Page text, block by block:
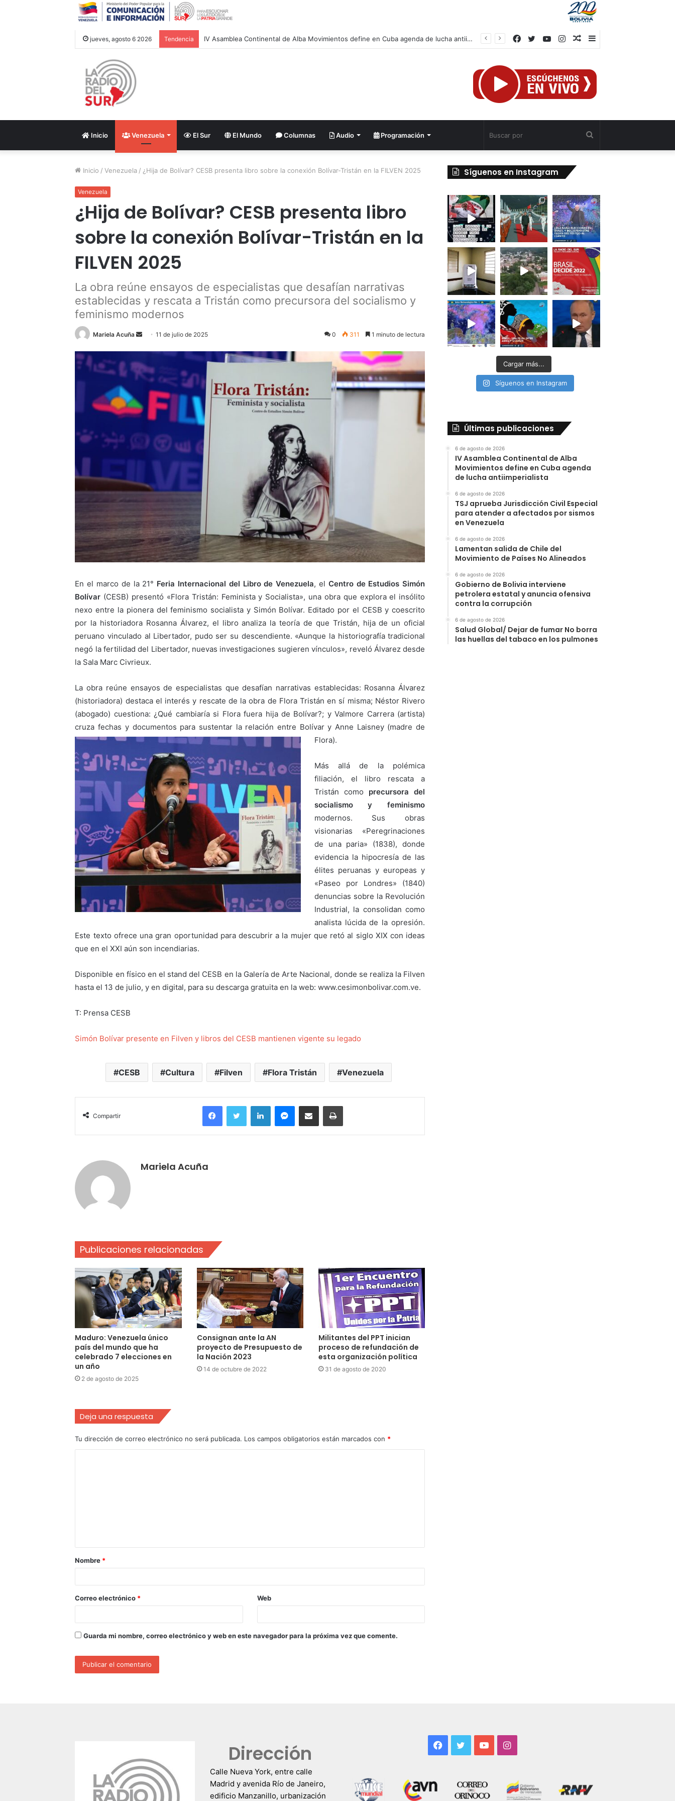
jueves, agosto 6 2026 Tendencia IV Asamblea Continental de Alba Movimientos define en Cuba agenda de lucha antiimperialista
Barra
Publicación
azar
Instagram
YouTube
Twitter
Facebook
Inicio Venezuela El Sur El Mundo Columnas Audio Programación
Inicio / Venezuela / ¿Hija de Bolívar? CESB presenta libro sobre la conexión Bolívar-Tristán en la FILVEN 2025
Venezuela
¿Hija de Bolívar? CESB presenta libro
sobre la conexión Bolívar-Tristán en la
FILVEN 2025
La obra reúne ensayos de especialistas que desafían narrativas
establecidas y rescata a Tristán como precursora del socialismo y
feminismo modernos
Mariela Acuña
Send11 de julio de 2025 0 311 1 minuto de lectura
En el marco de la 21° Feria Internacional del Libro de Venezuela, el Centro de Estudios Simón
Bolívar (CESB) presentó «Flora Tristán: Feminista y Socialista», una obra que explora el insólito
nexo entre la pionera del feminismo socialista y Simón Bolívar. Editado por el CESB y coescrito
por la historiadora Rosanna Álvarez, el libro analiza la teoría de que Tristán, hija de un oficial
peruano vinculado al Libertador, pudo ser su descendiente. «Aunque la historiografía tradicional
negó la fertilidad del Libertador, nuevas investigaciones sugieren vínculos», reveló Álvarez desde
la Sala Marc Civrieux.
La obra reúne ensayos de especialistas que desafían narrativas establecidas: Rosanna Álvarez
(historiadora) destaca el interés y rescate de la obra de Flora Tristán en sí misma; Néstor Rivero
(abogado) cuestiona: ¿Qué cambiaría si Flora fuera hija de Bolívar?; y Valmore Carrera (artista)
cruza fechas y documentos para sustentar la relación entre Bolívar y Anne Laisney (madre de
Flora).
Más allá de la polémica
filiación, el libro rescata a
Tristán como precursora del
socialismo y feminismo
modernos. Sus obras
visionarias «Peregrinaciones
de una paria» (1838), donde
evidencia la hipocresía de las
élites peruanas y europeas y
«Paseo por Londres» (1840)
denuncias sobre la Revolución
Industrial, la consolidan como
analista lúcida de la opresión.
Este texto ofrece una gran oportunidad para descubrir a la mujer que retó al siglo XIX con ideas
que en el XXI aún son incendiarias.
Disponible en físico en el stand del CESB en la Galería de Arte Nacional, donde se realiza la Filven
hasta el 13 de julio, y en digital, para su descarga gratuita en la web: www.cesimonbolivar.com.ve.
T: Prensa CESB
Simón Bolívar presente en Filven y libros del CESB mantienen vigente su legado
CESB Cultura Filven Flora Tristán Venezuela
Compartir
FacebookTwitter LinkedInMessengerCompartir por correo electrónicoImprimir
Mariela Acuña
Publicaciones relacionadas
Maduro: Venezuela único
país del mundo que ha
celebrado 7 elecciones en
un año
2 de agosto de 2025
Consignan ante la AN
proyecto de Presupuesto de
la Nación 2023
14 de octubre de 2022
Militantes del PPT inician
proceso de refundación de
esta organización política
31 de agosto de 2020
Deja una respuesta
Tu dirección de correo electrónico no será publicada. Los campos obligatorios están marcados con *
Nombre *
Correo electrónico * Web
Guarda mi nombre, correo electrónico y web en este navegador para la próxima vez que comente.
Síguenos en Instagram
Cargar más...
Síguenos en Instagram
Últimas publicaciones
6 de agosto de 2026
IV Asamblea Continental de Alba
Movimientos define en Cuba agenda
de lucha antiimperialista
6 de agosto de 2026
TSJ aprueba Jurisdicción Civil Especial
para atender a afectados por sismos
en Venezuela
6 de agosto de 2026
Lamentan salida de Chile del
Movimiento de Países No Alineados
6 de agosto de 2026
Gobierno de Bolivia interviene
petrolera estatal y anuncia ofensiva
contra la corrupción
6 de agosto de 2026
Salud Global/ Dejar de fumar No borra
las huellas del tabaco en los pulmones
Dirección
Calle Nueva York, entre calle
Madrid y avenida Río de Janeiro,
edificio Manzanillo, urbanización
Facebook
TwitterYouTubeInstagram